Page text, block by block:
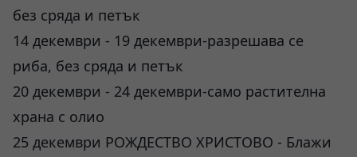
без сряда и петък
14 декември - 19 декември-разрешава се
риба, без сряда и петък
20 декември - 24 декември-само растителна
храна с олио
25 декември РОЖДЕСТВО ХРИСТОВО - Блажи